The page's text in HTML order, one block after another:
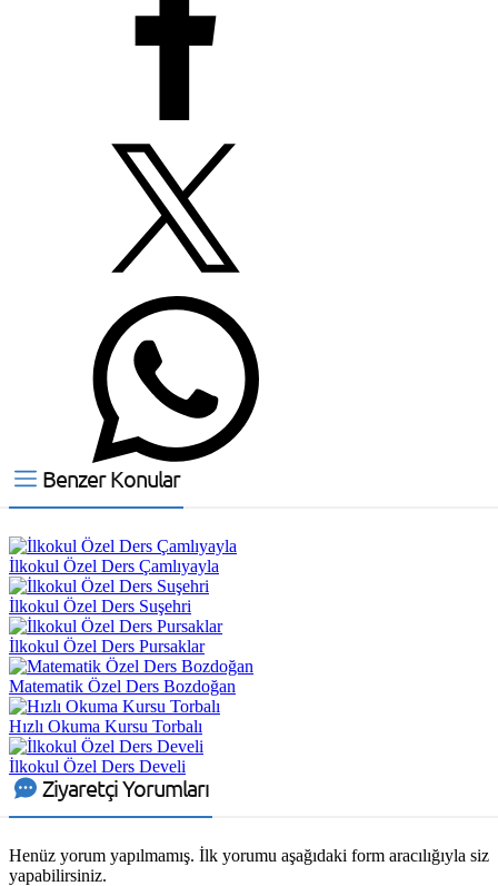
Benzer Konular
İlkokul Özel Ders Çamlıyayla
İlkokul Özel Ders Suşehri
İlkokul Özel Ders Pursaklar
Matematik Özel Ders Bozdoğan
Hızlı Okuma Kursu Torbalı
İlkokul Özel Ders Develi
Ziyaretçi Yorumları
Henüz yorum yapılmamış. İlk yorumu aşağıdaki form aracılığıyla siz
yapabilirsiniz.